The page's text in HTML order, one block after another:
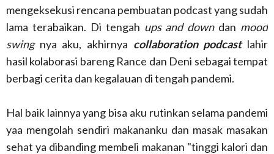
mengeksekusi rencana pembuatan podcast yang sudah
lama terabaikan. Di tengah ups and downdan mood
swingnya aku, akhirnya collaboration podcastlahir
hasil kolaborasi bareng Rance dan Deni sebagai tempat
berbagi cerita dan kegalauan di tengah pandemi.
Hal baik lainnya yang bisa aku rutinkan selama pandemi
yaa mengolah sendiri makananku dan masak masakan
sehat ya dibanding membeli makanan "tinggi kalori dan